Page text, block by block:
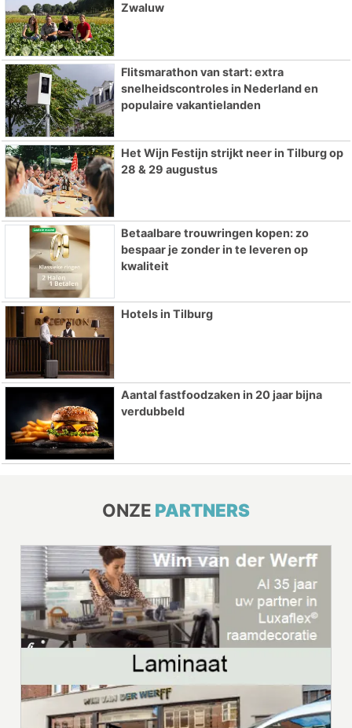
Zwaluw
Flitsmarathon van start: extra
snelheidscontroles in Nederland en
populaire vakantielanden
Het Wijn Festijn strijkt neer in Tilburg op
28 & 29 augustus
Betaalbare trouwringen kopen: zo
bespaar je zonder in te leveren op
kwaliteit
Hotels in Tilburg
Aantal fastfoodzaken in 20 jaar bijna
verdubbeld
ONZE PARTNERS